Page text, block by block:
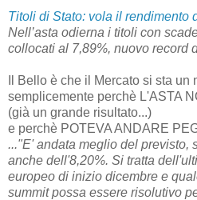
Titoli di Stato: vola il rendimento
Nell’asta odierna i titoli con
collocati al 7,89%, nuovo record
Il Bello è che il Mercato si sta
semplicemente perchè L'ASTA
(già un grande risultato...)
e perchè POTEVA ANDARE
..."E' andata meglio del previsto,
anche dell'8,20%. Si tratta
europeo di inizio dicembre e
summit possa essere risolutivo